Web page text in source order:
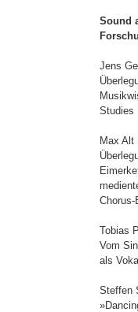
Sound
Jens
Studies
Max Alt
Tobias
Vom
als
Steffen